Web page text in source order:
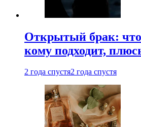
Открытый брак: что
кому подходит,
2 года спустя2 года спустя